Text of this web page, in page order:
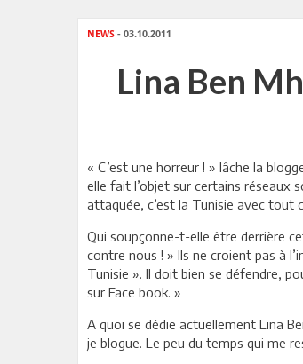
NEWS - 03.10.2011
Lina Ben
« C’est une horreur ! » lâche la
elle fait l’objet sur certains réseaux
attaquée, c’est la Tunisie avec tout
Qui soupçonne-t-elle être derrière
contre nous ! » Ils ne croient pas à
Tunisie ». Il doit bien se défendre,
sur Face book. »
A quoi se dédie actuellement Lina
je blogue. Le peu du temps qui me